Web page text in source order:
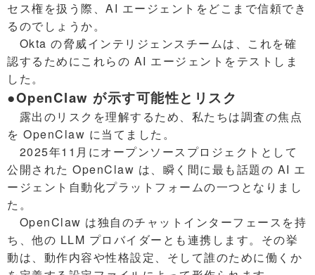
セス権を扱う際、AI エージェントをどこまで信頼でき
るのでしょうか。
Okta の脅威インテリジェンスチームは、これを確
認するためにこれらの AI エージェントをテストしま
した。
●OpenClaw が示す可能性とリスク
露出のリスクを理解するため、私たちは調査の焦点
を OpenClaw に当てました。
2025年11月にオープンソースプロジェクトとして
公開された OpenClaw は、瞬く間に最も話題の AI エ
ージェント自動化プラットフォームの一つとなりまし
た。
OpenClaw は独自のチャットインターフェースを持
ち、他の LLM プロバイダーとも連携します。その挙
動は、動作内容や性格設定、そして誰のために働くか